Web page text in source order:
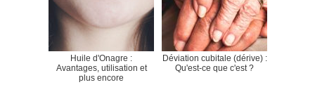
Huile d'Onagre :
Avantages, utilisation et
plus encore
Déviation cubitale (dérive) :
Qu'est-ce que c'est ?